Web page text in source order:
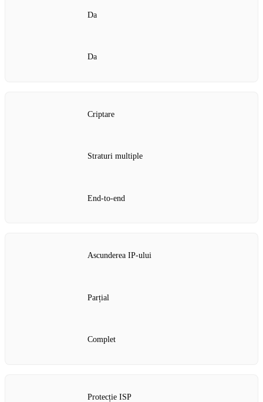
Da
Da
Criptare
Straturi multiple
End-to-end
Ascunderea IP-ului
Parțial
Complet
Protecție ISP